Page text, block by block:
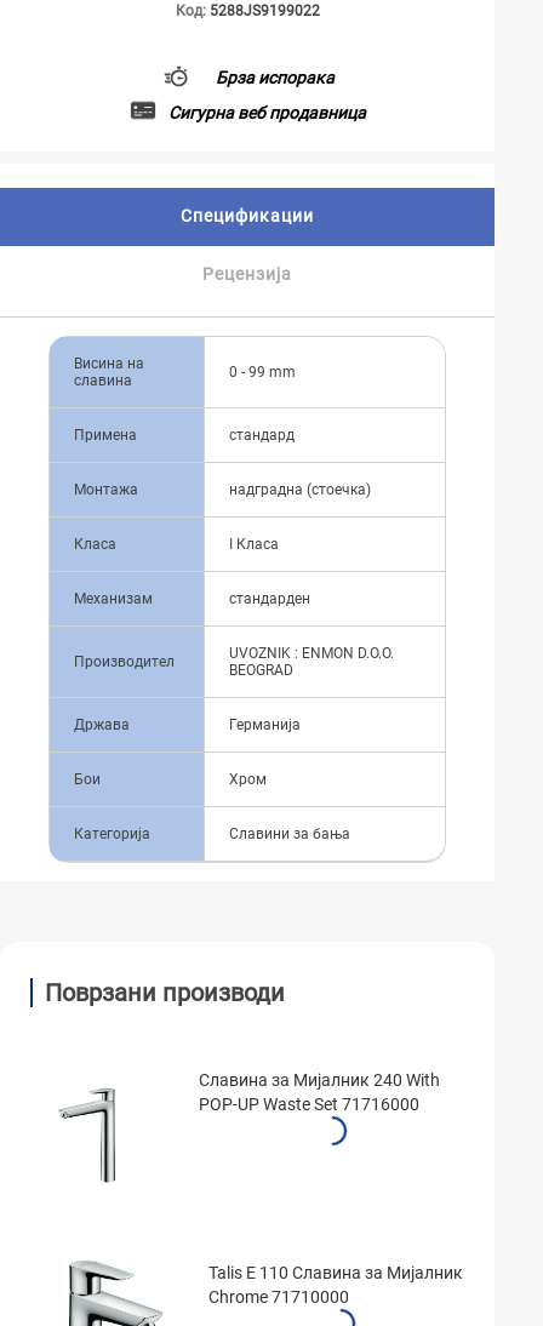
Код: 5288JS9199022
Брза испорака
Сигурна веб продавница
Спецификации
Рецензија
Висина на
славина
0 - 99 mm
Примена стандард
Монтажа надградна (стоечка)
Класа I Класа
Механизам стандарден
Производител
UVOZNIK : ENMON D.O.O.
BEOGRAD
Држава Германија
Бои Хром
Категорија Славини за бања
Поврзани производи
Славина за Мијалник 240 With
POP-UP Waste Set 71716000
Talis E 110 Славина за Мијалник
Chrome 71710000